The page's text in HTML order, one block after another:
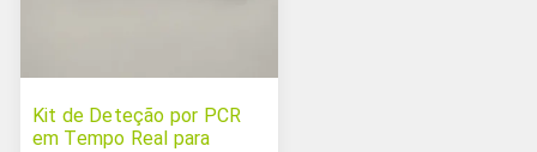
Kit de Deteção por PCR
em Tempo Real para